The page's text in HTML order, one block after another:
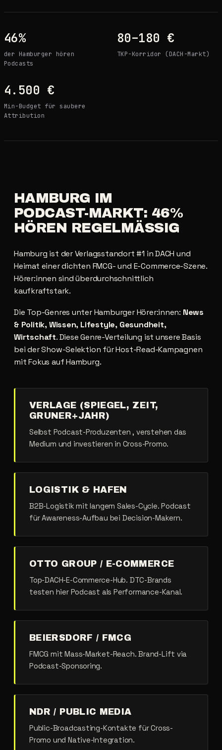
46%
der Hamburger hören
Podcasts
80–180 €
TKP-Korridor (DACH-Markt)
4.500 €
Min-Budget für saubere
Attribution
HAMBURG IM
PODCAST-MARKT: 46%
HÖREN REGELMÄSSIG
Hamburg ist der Verlagsstandort #1 in DACH und
Heimat einer dichten FMCG- und E-Commerce-Szene.
Hörer:innen sind überdurchschnittlich
kaufkraftstark.
Die Top-Genres unter Hamburger Hörer:innen: News
& Politik, Wissen, Lifestyle, Gesundheit,
Wirtschaft. Diese Genre-Verteilung ist unsere Basis
bei der Show-Selektion für Host-Read-Kampagnen
mit Fokus auf Hamburg.
VERLAGE (SPIEGEL, ZEIT,
GRUNER+JAHR)
Selbst Podcast-Produzenten , verstehen das
Medium und investieren in Cross-Promo.
LOGISTIK & HAFEN
B2B-Logistik mit langem Sales-Cycle. Podcast
für Awareness-Aufbau bei Decision-Makern.
OTTO GROUP / E-COMMERCE
Top-DACH-E-Commerce-Hub. DTC-Brands
testen hier Podcast als Performance-Kanal.
BEIERSDORF / FMCG
FMCG mit Mass-Market-Reach. Brand-Lift via
Podcast-Sponsoring.
NDR / PUBLIC MEDIA
Public-Broadcasting-Kontakte für Cross-
Promo und Native-Integration.